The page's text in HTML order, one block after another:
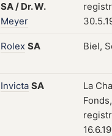
SA/ Dr.W.
Meyer
Rolex SA Biel,
Invicta SA
La